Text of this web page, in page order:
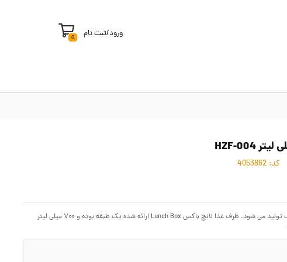
ورود/ثبت نام 0
کد:
برای نگهداری و حمل مواد غذایی، ظروف متعددی در مدل ها و از جنس های مختلف تولید می شود. ظرف غذا لانچ باکس Lunch Box ارائه شده یک طبقه بوده و ۷۰۰ میلی لیتر